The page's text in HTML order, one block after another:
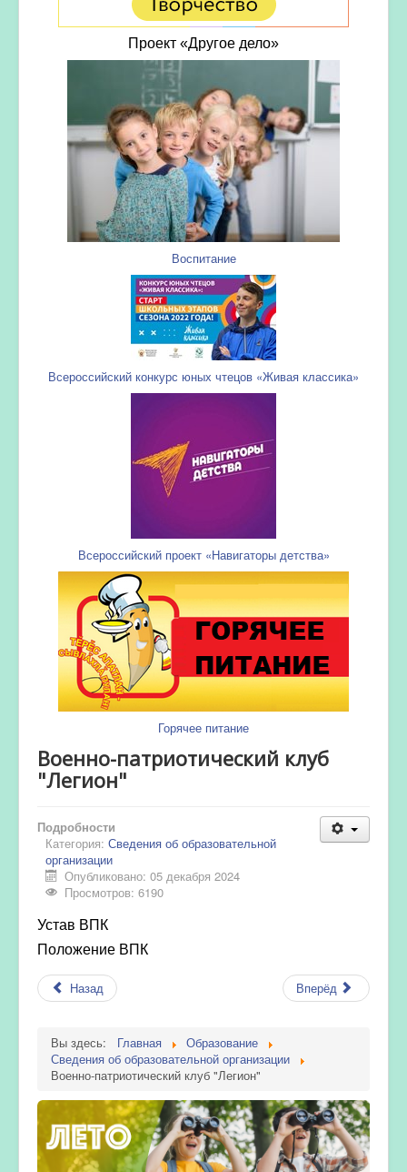
Проект «Другое дело»
Воспитание
Всероссийский конкурс юных чтецов «Живая классика»
Всероссийский проект «Навигаторы детства»
Горячее питание
Военно-патриотический клуб
"Легион"
Подробности
Категория: Сведения об образовательной
организации
Опубликовано: 05 декабря 2024
Просмотров: 6190
Устав ВПК
Положение ВПК
Назад Вперёд
Вы здесь: Главная
Образование
Сведения об образовательной организации
Военно-патриотический клуб "Легион"